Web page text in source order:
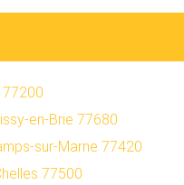
77200
en-Brie 77680
sur-Marne 77420
77500